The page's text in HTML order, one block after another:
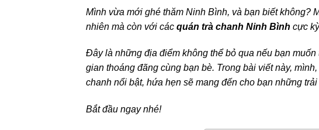
Mình vừa mới ghé thăm Ninh Bình, và bạn biết không?
nhiên mà còn với các quán trà chanh Ninh Bình cực
Đây là những địa điểm không thể bỏ qua nếu bạn
gian thoáng đãng cùng bạn bè. Trong bài viết này, mình,
chanh nổi bật, hứa hẹn sẽ mang đến cho bạn những
Bắt đầu ngay nhé!